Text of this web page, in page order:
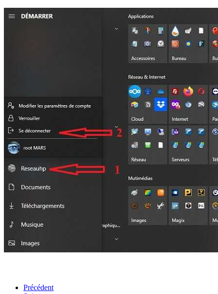
Précédent